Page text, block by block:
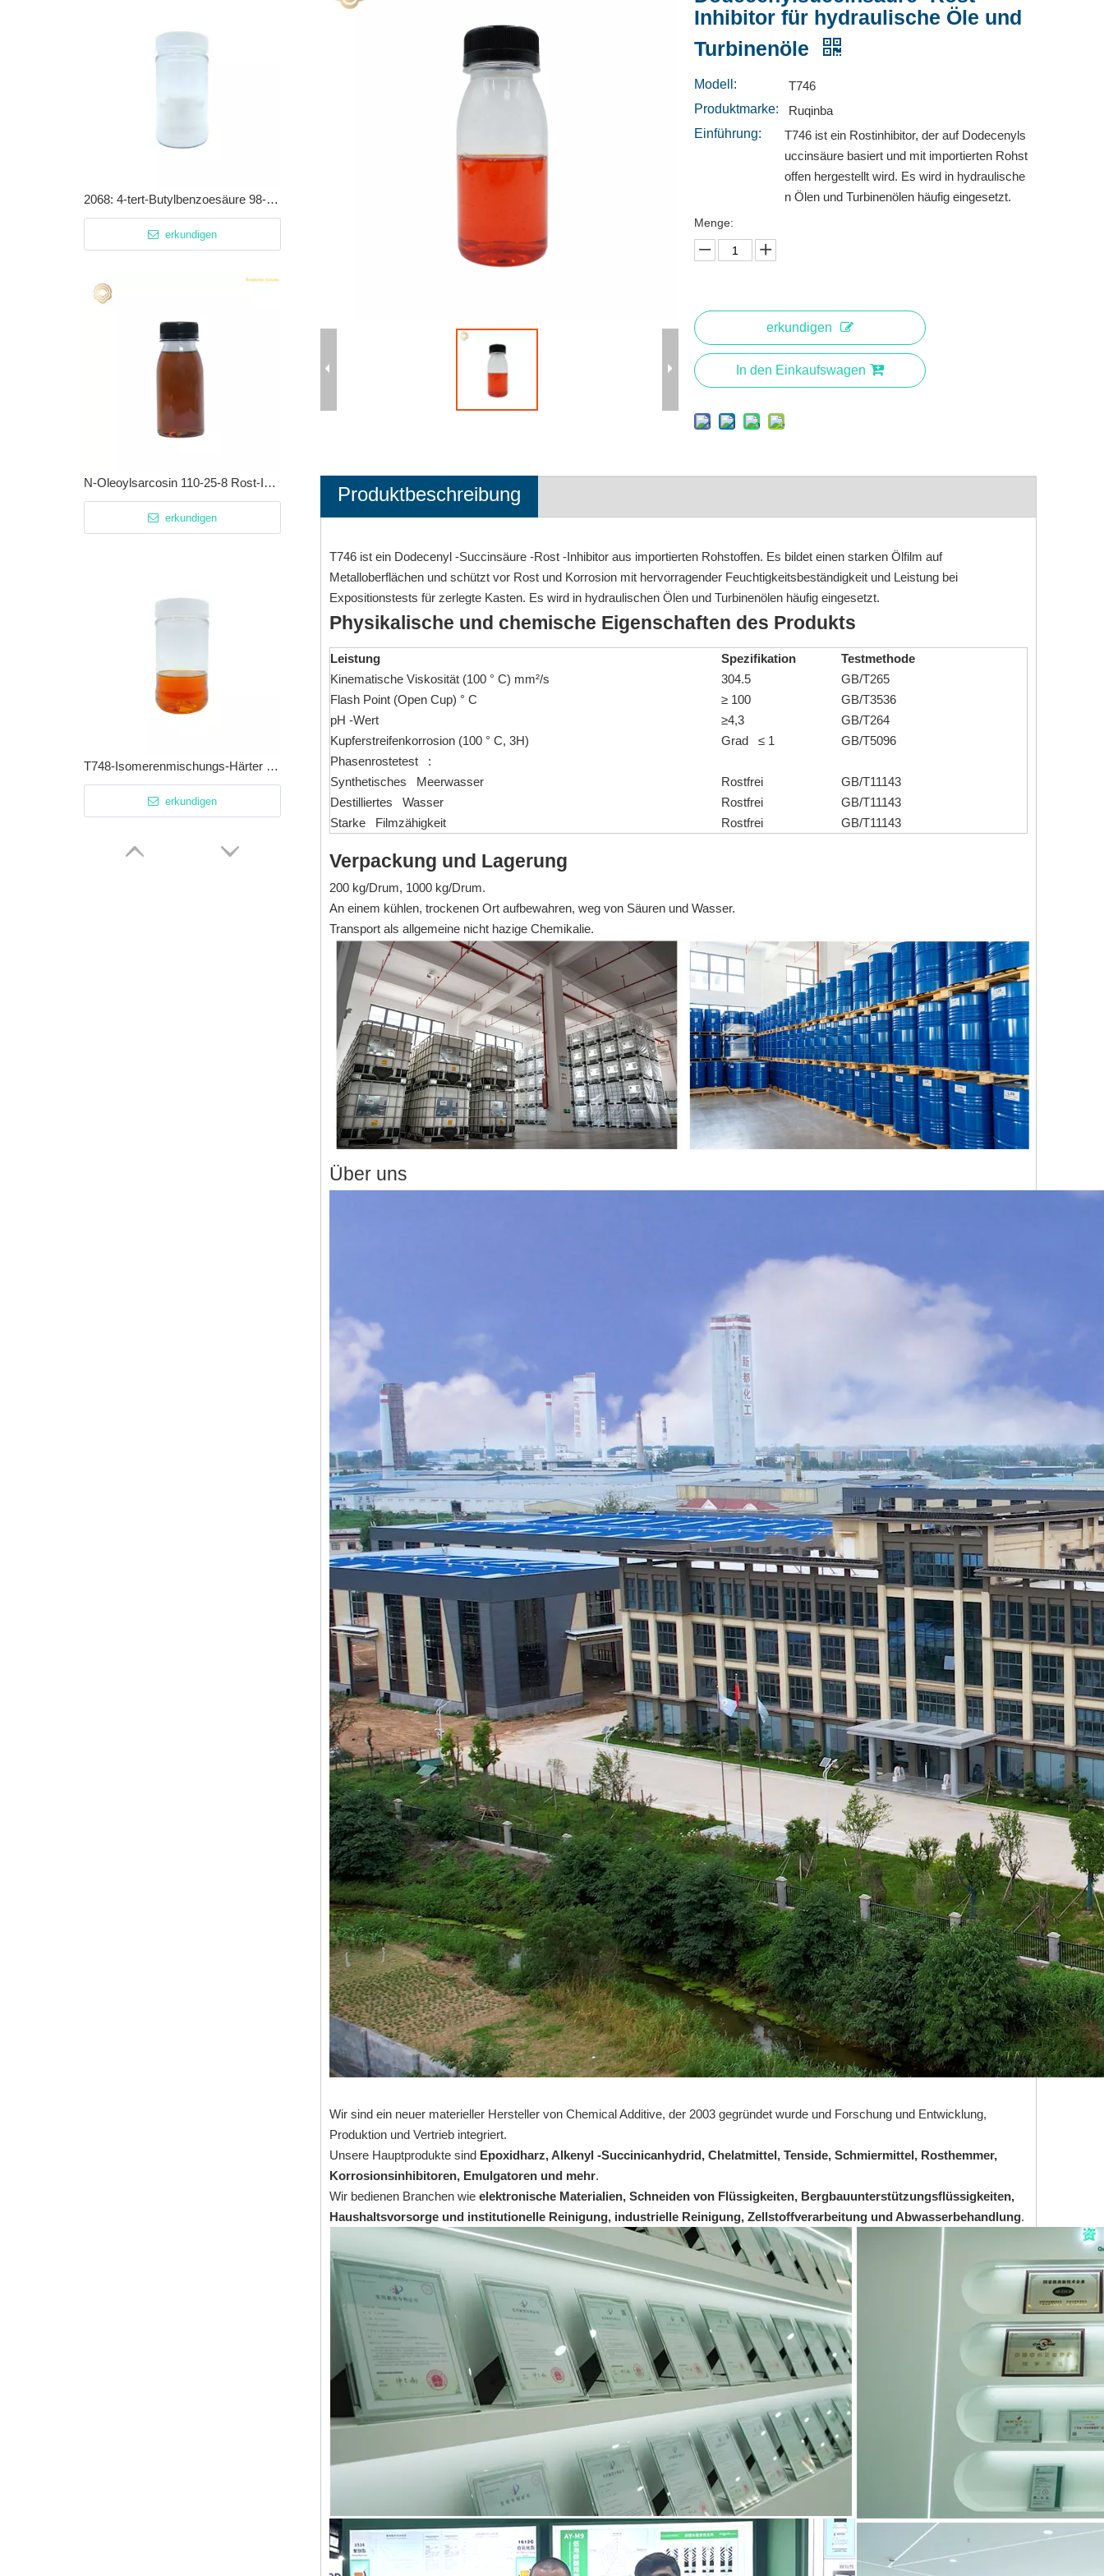
2068: 4-tert-Butylbenzoesäure 98-73-7
erkundigen
N-Oleoylsarcosin 110-25-8 Rost-Inhibitor
erkundigen
T748-Isomerenmischungs-Härter für Epoxidharze, Rostschutzmittel
erkundigen
Inhibitor für hydraulische Öle und
Turbinenöle
Modell:
T746
Produktmarke:
Ruqinba
Einführung:
T746 ist ein Rostinhibitor, der auf Dodecenyls
uccinsäure basiert und mit importierten Rohst
offen hergestellt wird. Es wird in hydraulische
n Ölen und Turbinenölen häufig eingesetzt.
Menge:
erkundigen
In den Einkaufswagen
Produktbeschreibung
T746 ist ein Dodecenyl -Succinsäure -Rost -Inhibitor aus importierten Rohstoffen. Es bildet einen starken Ölfilm auf
Metalloberflächen und schützt vor Rost und Korrosion mit hervorragender Feuchtigkeitsbeständigkeit und Leistung bei
Expositionstests für zerlegte Kasten. Es wird in hydraulischen Ölen und Turbinenölen häufig eingesetzt.
Physikalische und chemische Eigenschaften des Produkts
Leistung Spezifikation
Testmethode
Kinematische Viskosität (100 ° C) mm²/s
304.5
GB/T265
Flash Point (Open Cup) ° C
≥ 100
GB/T3536
pH -Wert
≥4,3
GB/T264
Kupferstreifenkorrosion (100 ° C, 3H)
Grad ≤ 1
GB/T5096
Phasenrostetest :
Synthetisches Meerwasser
Rostfrei
GB/T11143
Destilliertes Wasser
Rostfrei
GB/T11143
Starke Filmzähigkeit
Rostfrei GB/T11143
Verpackung und Lagerung
200 kg/Drum, 1000 kg/Drum.
An einem kühlen, trockenen Ort aufbewahren, weg von Säuren und Wasser.
Transport als allgemeine nicht hazige Chemikalie.
Über uns
Wir sind ein neuer materieller Hersteller von Chemical Additive, der 2003 gegründet wurde und Forschung und Entwicklung,
Produktion und Vertrieb integriert.
Unsere Hauptprodukte sind Epoxidharz, Alkenyl -Succinicanhydrid, Chelatmittel, Tenside, Schmiermittel, Rosthemmer,
Korrosionsinhibitoren, Emulgatoren und mehr.
Wir bedienen Branchen wie elektronische Materialien, Schneiden von Flüssigkeiten, Bergbauunterstützungsflüssigkeiten,
Haushaltsvorsorge und institutionelle Reinigung, industrielle Reinigung, Zellstoffverarbeitung und Abwasserbehandlung.